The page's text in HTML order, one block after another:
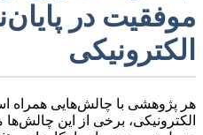
موفقیت در
الکترونیکی
هر پژوهشی با چالش‌هایی همراه
الکترونیکی، برخی از این